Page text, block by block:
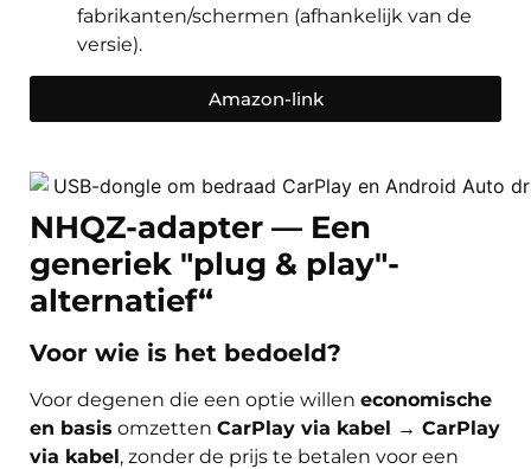
fabrikanten/schermen (afhankelijk van de
versie).
Amazon-link
NHQZ-adapter — Een
generiek "plug & play"-
alternatief“
Voor wie is het bedoeld?
Voor degenen die een optie willen economische
en basis omzetten CarPlay via kabel → CarPlay
via kabel, zonder de prijs te betalen voor een